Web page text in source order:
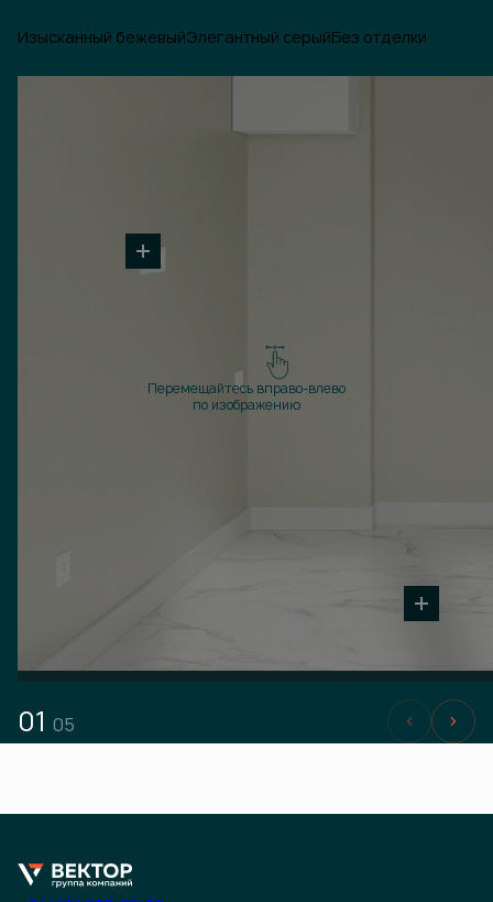
Изысканный бежевыйЭлегантный серыйБез отделки
Перемещайтесь вправо-влево
по изображению
01 05